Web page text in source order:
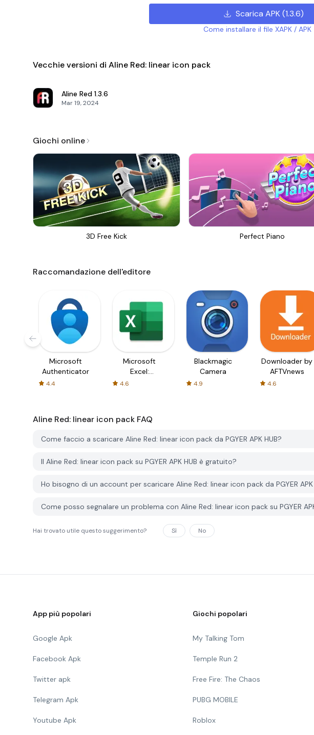
Scarica APK(1.3.6)
Come installare il file XAPK / APK
Vecchie versioni di Aline Red: linear icon pack
Aline Red 1.3.6
Mar 19, 2024
Giochi online
3D Free Kick Perfect Piano
Raccomandazione dell'editore
Microsoft
Authenticator
4.4
Microsoft
Excel:
Spreadsheets
4.6
Blackmagic
Camera
4.9
Downloader by
AFTVnews
4.6
Aline Red: linear icon pack FAQ
Come faccio a scaricare Aline Red: linear icon pack da PGYER APK HUB?
Il Aline Red: linear icon pack su PGYER APK HUB è gratuito?
Ho bisogno di un account per scaricare Aline Red: linear icon pack da PGYER APK
Come posso segnalare un problema con Aline Red: linear icon pack su PGYER
Hai trovato utile questo suggerimento? Sì No
App più popolari
Google Apk
Facebook Apk
Twitter apk
Telegram Apk
Youtube Apk
Giochi popolari
My Talking Tom
Temple Run 2
Free Fire: The Chaos
PUBG MOBILE
Roblox